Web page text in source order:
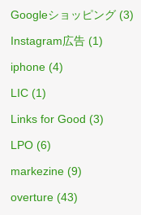
Googleショッピング (3)
Instagram広告 (1)
iphone (4)
LIC (1)
Links for Good (3)
LPO (6)
markezine (9)
overture (43)